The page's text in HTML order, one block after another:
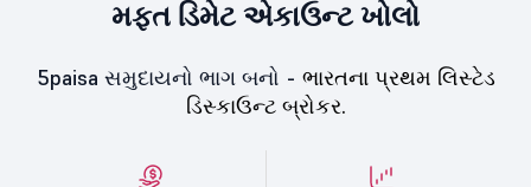
મફત ડિમેટ એકાઉન્ટ ખોલો
5paisa સમુદાયનો ભાગ બનો - ભારતના પ્રથમ લિસ્ટેડ
ડિસ્કાઉન્ટ બ્રોકર.